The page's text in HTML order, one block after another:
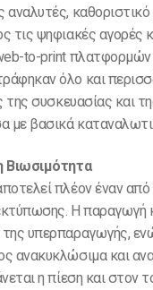
καθοριστικό
τις ψηφιακές αγορές
to-print πλατφορμών
όλο και
της συσκευασίας και
με βασικά
Βιωσιμότητα
πλέον έναν
Η παραγωγή
υπερπαραγωγής,
ανακυκλώσιμα και
η πίεση και